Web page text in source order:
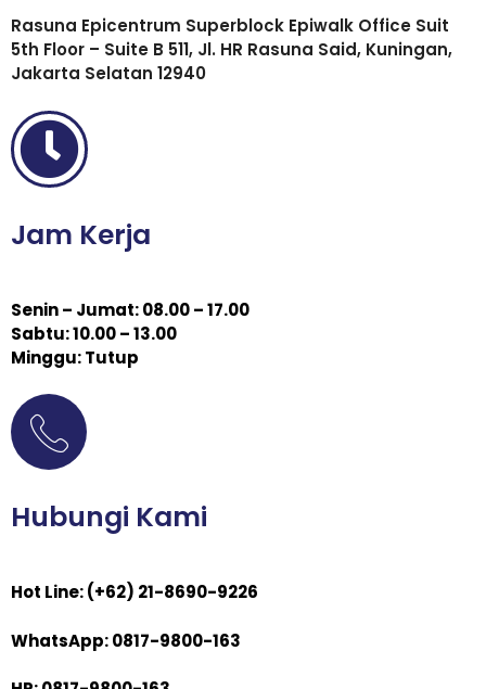
Rasuna Epicentrum Superblock Epiwalk Office Suit
5th Floor – Suite B 511, Jl. HR Rasuna Said, Kuningan,
Jakarta Selatan 12940
Jam Kerja
Senin – Jumat: 08.00 – 17.00
Sabtu: 10.00 – 13.00
Minggu: Tutup
Hubungi Kami
Hot Line: (+62) 21-8690-9226
WhatsApp: 0817-9800-163